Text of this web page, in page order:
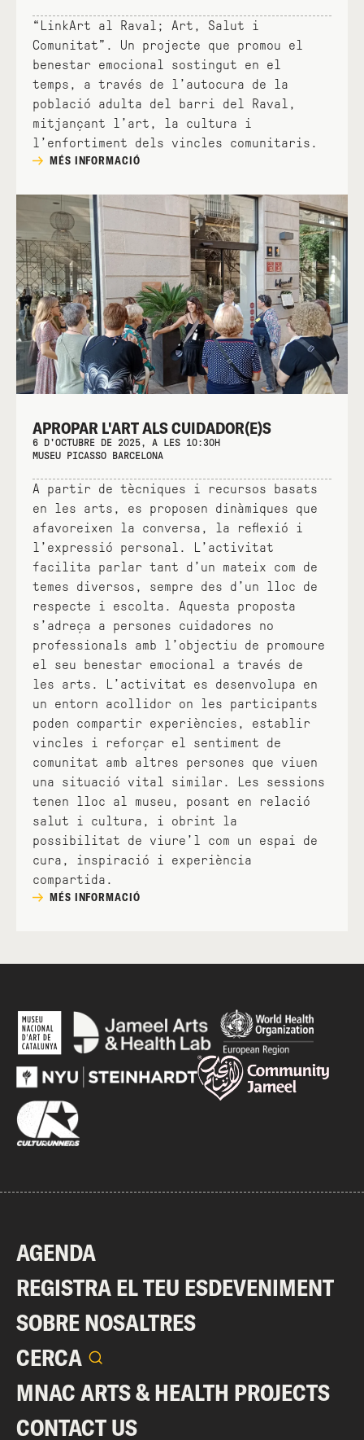
“LinkArt al Raval; Art, Salut i
Comunitat”. Un projecte que promou el
benestar emocional sostingut en el
temps, a través de l’autocura de la
població adulta del barri del Raval,
mitjançant l’art, la cultura i
l’enfortiment dels vincles comunitaris.
MÉS INFORMACIÓ
APROPAR L'ART ALS CUIDADOR(E)S
6 D'OCTUBRE DE 2025, A LES 10:30H
MUSEU PICASSO BARCELONA
A partir de tècniques i recursos basats
en les arts, es proposen dinàmiques que
afavoreixen la conversa, la reflexió i
l’expressió personal. L’activitat
facilita parlar tant d’un mateix com de
temes diversos, sempre des d’un lloc de
respecte i escolta. Aquesta proposta
s’adreça a persones cuidadores no
professionals amb l’objectiu de promoure
el seu benestar emocional a través de
les arts. L’activitat es desenvolupa en
un entorn acollidor on les participants
poden compartir experiències, establir
vincles i reforçar el sentiment de
comunitat amb altres persones que viuen
una situació vital similar. Les sessions
tenen lloc al museu, posant en relació
salut i cultura, i obrint la
possibilitat de viure’l com un espai de
cura, inspiració i experiència
compartida.
MÉS INFORMACIÓ
AGENDA
REGISTRA EL TEU ESDEVENIMENT
SOBRE NOSALTRES
CERCA
MNAC ARTS & HEALTH PROJECTS
CONTACT US